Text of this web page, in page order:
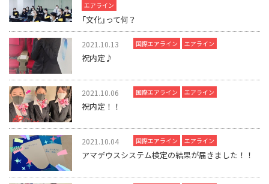
エアライン
「文化」って何？
2021.10.13 国際エアライン エアライン
祝内定♪
2021.10.06 国際エアライン エアライン
祝内定！！
2021.10.04 国際エアライン エアライン
アマデウスシステム検定の結果が届きました！！